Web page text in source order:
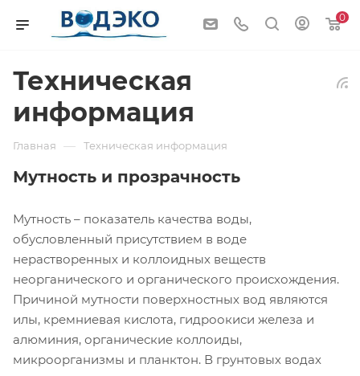
0
Техническая
информация
Главная — Техническая информация
Мутность и прозрачность
Мутность – показатель качества воды,
обусловленный присутствием в воде
нерастворенных и коллоидных веществ
неорганического и органического происхождения.
Причиной мутности поверхностных вод являются
илы, кремниевая кислота, гидроокиси железа и
алюминия, органические коллоиды,
микроорганизмы и планктон. В грунтовых водах